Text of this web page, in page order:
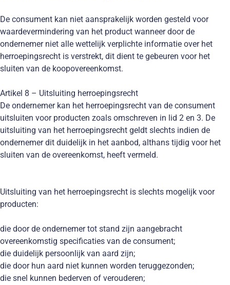
De consument kan niet aansprakelijk worden gesteld voor
waardevermindering van het product wanneer door de
ondernemer niet alle wettelijk verplichte informatie over het
herroepingsrecht is verstrekt, dit dient te gebeuren voor het
sluiten van de koopovereenkomst.
Artikel 8 – Uitsluiting herroepingsrecht
De ondernemer kan het herroepingsrecht van de consument
uitsluiten voor producten zoals omschreven in lid 2 en 3. De
uitsluiting van het herroepingsrecht geldt slechts indien de
ondernemer dit duidelijk in het aanbod, althans tijdig voor het
sluiten van de overeenkomst, heeft vermeld.
Uitsluiting van het herroepingsrecht is slechts mogelijk voor
producten:
die door de ondernemer tot stand zijn aangebracht
overeenkomstig specificaties van de consument;
die duidelijk persoonlijk van aard zijn;
die door hun aard niet kunnen worden teruggezonden;
die snel kunnen bederven of verouderen;